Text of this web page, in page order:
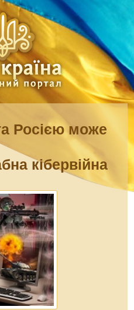
Росією може
кібервійна